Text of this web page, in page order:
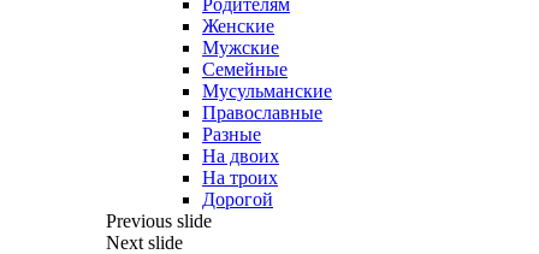
Родителям
Женские
Мужские
Семейные
Мусульманские
Православные
Разные
На двоих
На троих
Дорогой
Previous slide
Next slide